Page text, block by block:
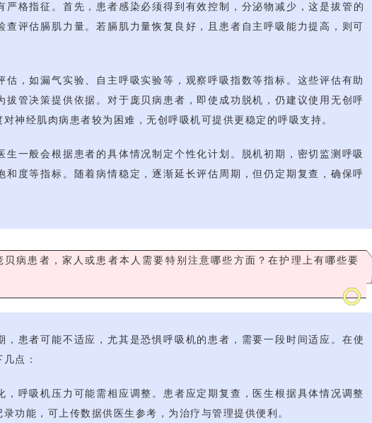
严格指征。首先，患者感染必须得到有效控制，分泌物减少，这是拔管的
查评估膈肌力量。若膈肌力量恢复良好，且患者自主呼吸能力提高，则可
估，如漏气实验、自主呼吸实验等，观察呼吸指数等指标。这些评估有助
拔管决策提供依据。对于庞贝病患者，即使成功脱机，仍建议使用无创呼
神经肌肉病患者较为困难，无创呼吸机可提供更稳定的呼吸支持。
生一般会根据患者的具体情况制定个性化计划。脱机初期，密切监测呼吸
和度等指标。随着病情稳定，逐渐延长评估周期，但仍定期复查，确保呼
贝病患者，家人或患者本人需要特别注意哪些方面？在护理上有哪些要
，患者可能不适应，尤其是恐惧呼吸机的患者，需要一段时间适应。在使
点：
，呼吸机压力可能需相应调整。患者应定期复查，医生根据具体情况调整
功能，可上传数据供医生参考，为治疗与管理提供便利。